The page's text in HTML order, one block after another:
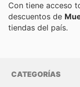
Con tiene acceso
descuentos de
tiendas del país.
CATEGORÍAS